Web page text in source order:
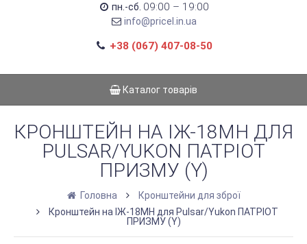
пн.-сб. 09:00 – 19:00
info@pricel.in.ua
+38 (067) 407-08-50
Каталог товарів
КРОНШТЕЙН НА ІЖ-18МН ДЛЯ
PULSAR/YUKON ПАТРІОТ
ПРИЗМУ (Y)
Головна
Кронштейни для зброї
Кронштейн на ІЖ-18МН для Pulsar/Yukon ПАТРІОТ
ПРИЗМУ (Y)